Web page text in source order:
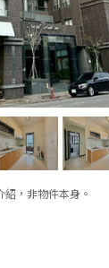
，非物件本身。